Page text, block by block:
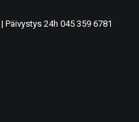
| Päivystys 24h 045 359 6781